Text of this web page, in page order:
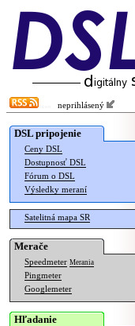
neprihlásený
DSL pripojenie
Ceny DSL
Dostupnosť DSL
Fórum o DSL
Výsledky meraní
Satelitná mapa SR
Merače
Speedmeter Merania
Pingmeter
Googlemeter
Hľadanie